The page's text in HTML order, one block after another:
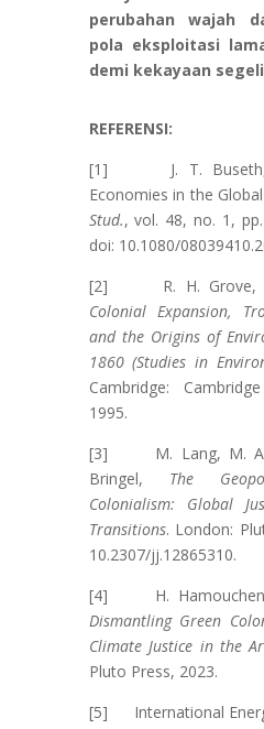
perubahan wajah
pola eksploitasi
demi kekayaan
REFERENSI:
[1] J. T. Buseth,
Economies in the
Stud., vol. 48, no. 1,
doi: 10.1080/
[2] R. H. Grove,
Colonial Expansion,
and the Origins of
1860 (Studies in
Cambridge:
1995.
[3] M. Lang, M. A.
Bringel, The
Colonialism: Global
Transitions. London:
10.2307/jj.12865310.
[4] H. Hamouchene
Dismantling Green
Climate Justice in the
Pluto Press, 2023.
[5] International